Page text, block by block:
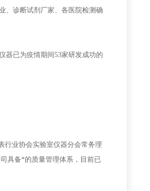
、诊断试剂厂家、各医院检测确
器已为疫情期间53家研发成功的
行业协会实验室仪器分会常务理
具备*的质量管理体系，目前已